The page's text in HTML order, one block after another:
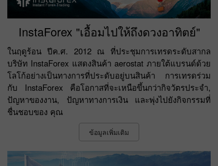
InstaForex "เอื้อมไปให้ถึงดวงอาทิตย์"
ในฤดูร้อน ปีค.ศ. 2012 ณ ที่ประชุมการเทรดระดับสากล
บริษัท InstaForex แสดงสินค้า aerostat ภายใต้แบรนด์ด้วย
โลโก้อย่างเป็นทางการที่ประดับอยู่บนสินค้า การเทรดร่วม
กับ InstaForex คือโอกาสที่จะเหนือขึ้นกว่ากิจวัตรประจำ,
ปัญหาของงาน, ปัญหาทางการเงิน และพุ่งไปยังกิจกรรมที่
ชื่นชอบของ คุณ
ข้อมูลเพิ่มเติม